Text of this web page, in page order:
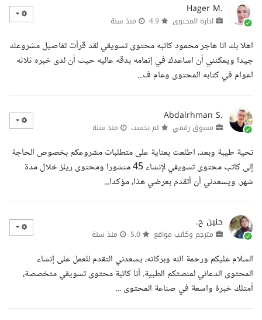
Hager M.
ادارة المحتوى منذ سنة
اهلا بك انا هاجر محمود كاتبه محتوى تسويقي لقد قرأت تفاصيل مشروعك
جيدا ويمكنني أن اساعدك في إتمامه بدقه عاليه حيث أن لدى خبره ثلاثه
اعوام في كتابه المحتوى وعام ف...
Abdalrhman S.
مسوق رقمي لم يحسب منذ سنة
تحية طيبة وبعد، اطلعت بعناية على متطلبات مشروعكم بخصوص الحاجة
إلى كاتب محتوى تسويقي لإنشاء 45 منشورا ومحتوى ريلز خلال مدة
شهر. ويسعدني أن أتقدم بعرضي هذا، مؤكدا...
حنين ح.
مترجم وكاتب مواقع منذ سنة
السلام عليكم ورحمة الله وبركاته، يسعدني التقدم للعمل على إنشاء
المحتوى الدعائي لمنصتكم الطبية. أنا كاتبة محتوى تسويقي متخصصة،
أمتلك خبرة واسعة في صناعة المحتوى ...